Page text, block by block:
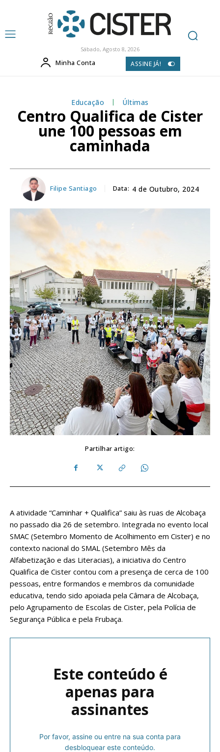
Sábado, Agosto 8, 2026
Minha Conta ASSINE JÁ!
Educação Últimas
Centro Qualifica de Cister
une 100 pessoas em
caminhada
Filipe Santiago Data: 4 de Outubro, 2024
Partilhar artigo:
A atividade “Caminhar + Qualifica” saiu às ruas de Alcobaça
no passado dia 26 de setembro. Integrada no evento local
SMAC (Setembro Momento de Acolhimento em Cister) e no
contexto nacional do SMAL (Setembro Mês da
Alfabetização e das Literacias), a iniciativa do Centro
Qualifica de Cister contou com a presença de cerca de 100
pessoas, entre formandos e membros da comunidade
educativa, tendo sido apoiada pela Câmara de Alcobaça,
pelo Agrupamento de Escolas de Cister, pela Polícia de
Segurança Pública e pela Frubaça.
Este conteúdo é
apenas para
assinantes
Por favor, assine ou entre na sua conta para
desbloquear este conteúdo.